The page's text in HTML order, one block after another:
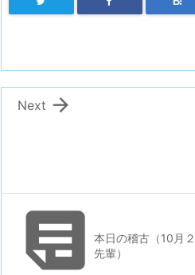

Next
本日の稽古（10月
先輩）